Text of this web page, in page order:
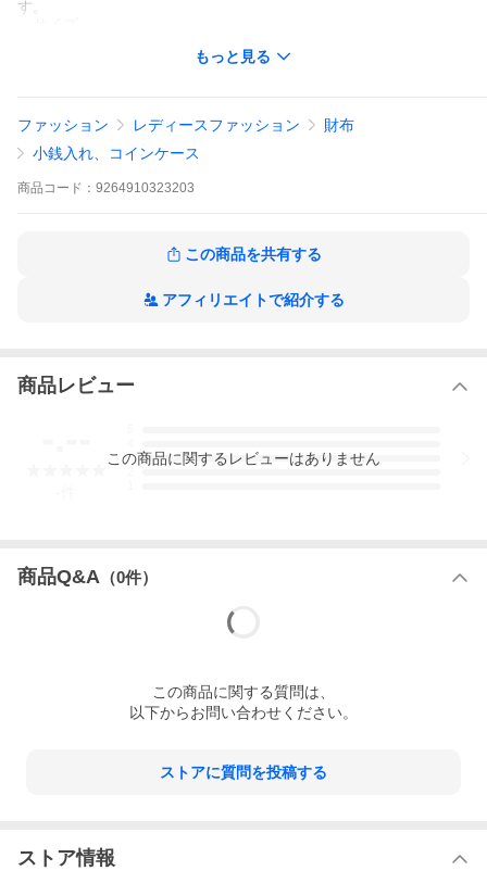
す。
キーリング x 1
スクリューキーホルダー x 1
付属品：無し
商品について この商品は小田原店で取り扱いをしております。商
品の詳しい状態や情報については、店舗へお気軽にお問い合わせ
掲載商品は全て中古品のため、販売された時点で売り切れとなり
ます。在庫状況については、細心の注意を払っておりますが、店
はご購入をキャンセルとさせていただくことがありますのでご了
【掲載商品について】
状態により掲載画像には写り込まないスレや傷などが発生する場
【配送について】
配送はヤマト運輸でお届けいたします。
ご注文の決済確認後(前払いの場合はご入金確認後)、5営業日以内
ご希望をいただいた場合でも当日出荷には対応しておりません。
もっと見る
ファッション レディースファッション
財布
小銭入れ、コインケース
商品 コード： 9264910323203
この商品を共有する
アフィリエイトで紹介する
商品レビュー
3
この商品に関するレビューはありません
商品Q&A （0件）
この商品に関する質問は、
以下からお問い合わせください。
ストアに質問を投稿する
ストア情報